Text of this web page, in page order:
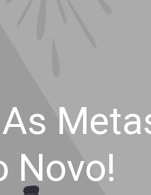
Novo!